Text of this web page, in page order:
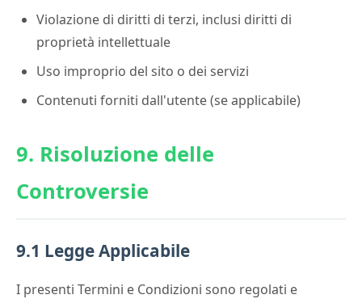
Violazione di diritti di terzi, inclusi diritti di
proprietà intellettuale
Uso improprio del sito o dei servizi
Contenuti forniti dall'utente (se applicabile)
9. Risoluzione delle
Controversie
9.1 Legge Applicabile
I presenti Termini e Condizioni sono regolati e